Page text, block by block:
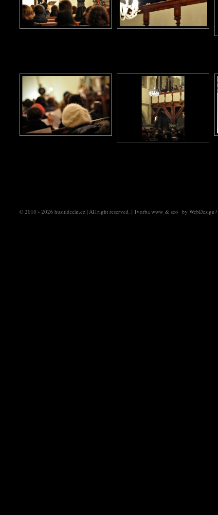
© 2010 - 2026 husitidecin.cz | All right reserved. | Tvorba www & seo by